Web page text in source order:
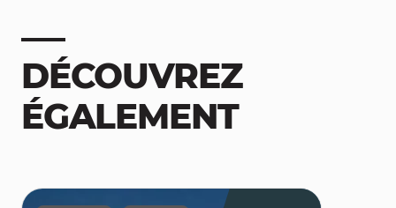
DÉCOUVREZ
ÉGALEMENT